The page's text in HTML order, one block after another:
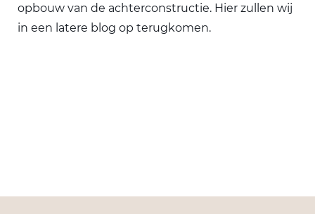
opbouw van de achterconstructie. Hier zullen wij
in een latere blog op terugkomen.